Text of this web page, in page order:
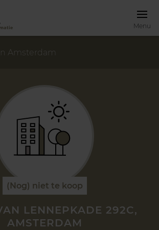
Menu
Amsterdam
(Nog) niet te koop
LENNEPKADE 292C,
AMSTERDAM